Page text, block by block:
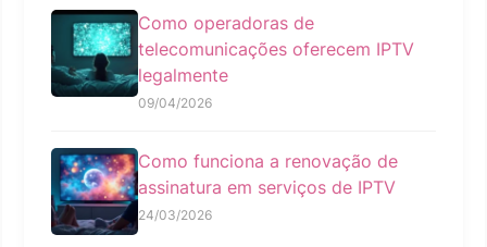
Como operadoras de
telecomunicações oferecem IPTV
legalmente
09/04/2026
Como funciona a renovação de
assinatura em serviços de IPTV
24/03/2026